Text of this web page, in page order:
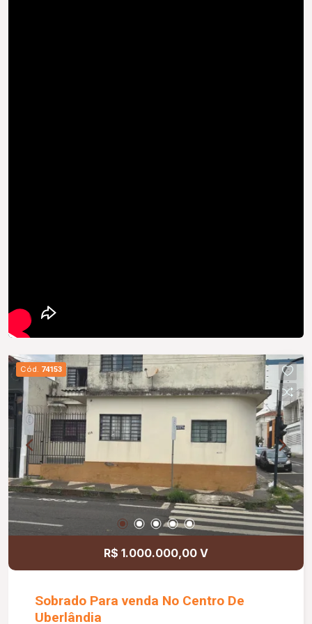
Cód. 74153
R$ 1.000.000,00 V
Sobrado Para venda No Centro De
Uberlândia